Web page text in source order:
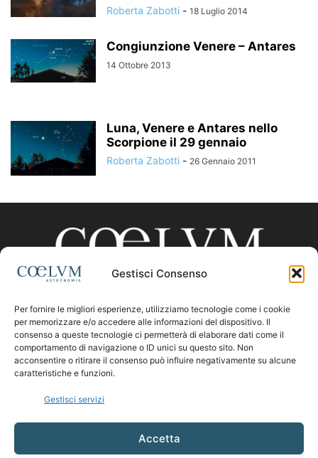
Gestisci Consenso
Per fornire le migliori esperienze, utilizziamo tecnologie come i cookie
per memorizzare e/o accedere alle informazioni del dispositivo. Il
consenso a queste tecnologie ci permetterà di elaborare dati come il
comportamento di navigazione o ID unici su questo sito. Non
acconsentire o ritirare il consenso può influire negativamente su alcune
caratteristiche e funzioni.
Gestisci servizi
Accetta
Roberta Zabotti - 18 Luglio 2014
Congiunzione Venere – Antares
14 Ottobre 2013
Luna, Venere e Antares nello
Scorpione il 29 gennaio
Roberta Zabotti - 26 Gennaio 2011
CHI SIAMO
Contattaci:coelumastro@coelum.com